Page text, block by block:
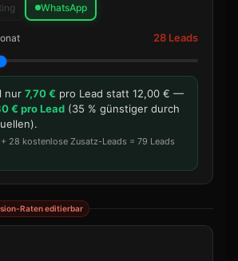
WhatsApp
28 Leads
nur 7,70 € pro Lead statt 12,00 € —
€ pro Lead (35 % günstiger durch
+ 28 kostenlose Zusatz-Leads = 79 Leads
Raten editierbar